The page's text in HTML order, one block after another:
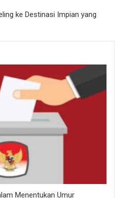
ke Destinasi Impian yang
Menentukan Umur